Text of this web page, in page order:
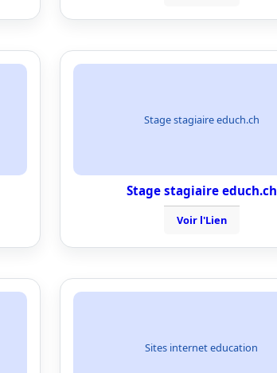
Stage stagiaire educh.ch
Stage stagiaire educh.ch
Voir l'Lien
Sites internet education